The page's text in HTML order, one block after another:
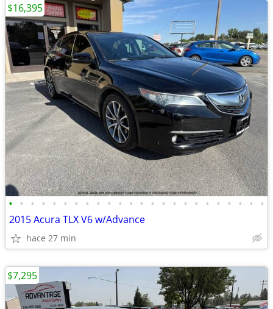
• • • • • • • • • • • • • • • • • • • • • • • •
2015 Acura TLX V6 w/Advance
hace 27 min
$16,395
$7,295